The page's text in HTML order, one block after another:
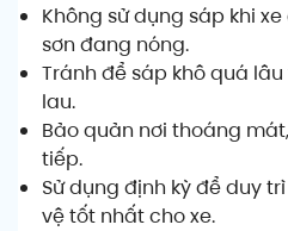
Không sử dụng sáp khi
sơn đang nóng.
Tránh để sáp khô quá
lau.
Bảo quản nơi thoáng
tiếp.
Sử dụng định kỳ để duy
vệ tốt nhất cho xe.